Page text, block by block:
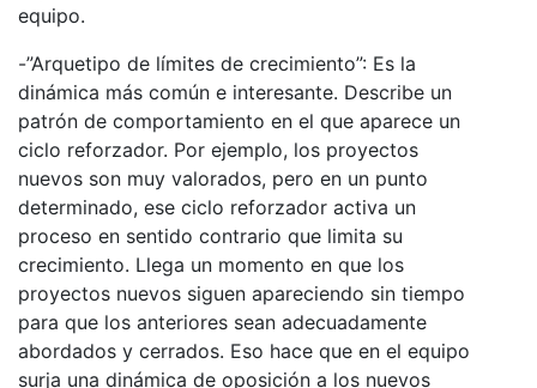
equipo.
-”Arquetipo de límites de crecimiento”: Es la
dinámica más común e interesante. Describe un
patrón de comportamiento en el que aparece un
ciclo reforzador. Por ejemplo, los proyectos
nuevos son muy valorados, pero en un punto
determinado, ese ciclo reforzador activa un
proceso en sentido contrario que limita su
crecimiento. Llega un momento en que los
proyectos nuevos siguen apareciendo sin tiempo
para que los anteriores sean adecuadamente
abordados y cerrados. Eso hace que en el equipo
surja una dinámica de oposición a los nuevos